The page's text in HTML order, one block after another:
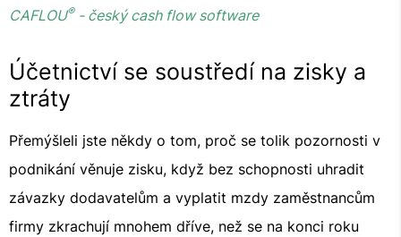
CAFLOU®- český cash flow software
Účetnictví se soustředí na zisky a
ztráty
Přemýšleli jste někdy o tom, proč se tolik pozornosti v
podnikání věnuje zisku, když bez schopnosti uhradit
závazky dodavatelům a vyplatit mzdy zaměstnancům
firmy zkrachují mnohem dříve, než se na konci roku